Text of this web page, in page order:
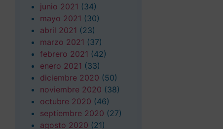
junio 2021 (34)
mayo 2021 (30)
abril 2021 (23)
marzo 2021 (37)
febrero 2021 (42)
enero 2021 (33)
diciembre 2020 (50)
noviembre 2020 (38)
octubre 2020 (46)
septiembre 2020 (27)
agosto 2020 (21)